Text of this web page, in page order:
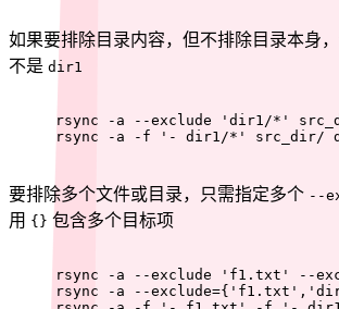
如果要排除目录内容，但不排除目录本身
不是 dir1
rsync -a --exclude 'dir1/*'
rsync -a -f '- dir1/*' src_dir/
要排除多个文件或目录，只需指定多个 --
用 {} 包含多个目标项
rsync -a --exclude 'f1.txt' --
rsync -a --